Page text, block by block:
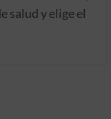
salud y elige el